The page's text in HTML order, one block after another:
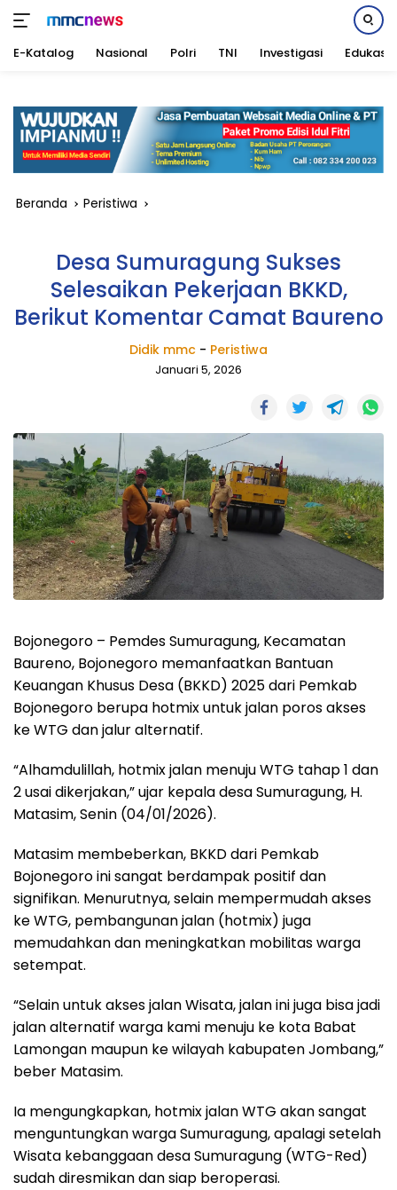
konten
E-Katalog Nasional Polri TNI Investigasi Edukasi
Beranda Peristiwa
Desa Sumuragung Sukses
Selesaikan Pekerjaan BKKD,
Berikut Komentar Camat Baureno
Didik mmc - Peristiwa
Januari 5, 2026
Bojonegoro – Pemdes Sumuragung, Kecamatan
Baureno, Bojonegoro memanfaatkan Bantuan
Keuangan Khusus Desa (BKKD) 2025 dari Pemkab
Bojonegoro berupa hotmix untuk jalan poros akses
ke WTG dan jalur alternatif.
“Alhamdulillah, hotmix jalan menuju WTG tahap 1 dan
2 usai dikerjakan,” ujar kepala desa Sumuragung, H.
Matasim, Senin (04/01/2026).
Matasim membeberkan, BKKD dari Pemkab
Bojonegoro ini sangat berdampak positif dan
signifikan. Menurutnya, selain mempermudah akses
ke WTG, pembangunan jalan (hotmix) juga
memudahkan dan meningkatkan mobilitas warga
setempat.
“Selain untuk akses jalan Wisata, jalan ini juga bisa jadi
jalan alternatif warga kami menuju ke kota Babat
Lamongan maupun ke wilayah kabupaten Jombang,”
beber Matasim.
Ia mengungkapkan, hotmix jalan WTG akan sangat
menguntungkan warga Sumuragung, apalagi setelah
Wisata kebanggaan desa Sumuragung (WTG-Red)
sudah diresmikan dan siap beroperasi.